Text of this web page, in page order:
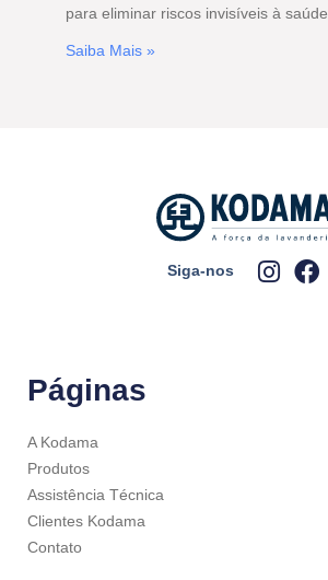
para eliminar riscos invisíveis à saúde.
Saiba Mais »
Siga-nos
Páginas
A Kodama
Produtos
Assistência Técnica
Clientes Kodama
Contato